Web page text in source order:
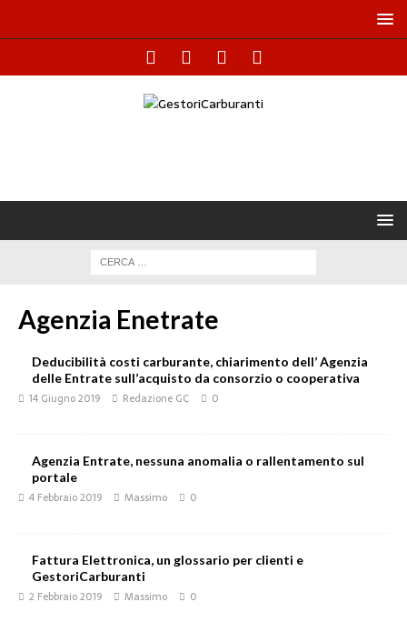
Agenzia Enetrate
Deducibilità costi carburante, chiarimento dell’ Agenzia
delle Entrate sull’acquisto da consorzio o cooperativa
14 Giugno 2019 Redazione GC 0
Agenzia Entrate, nessuna anomalia o rallentamento sul
portale
4 Febbraio 2019 Massimo 0
Fattura Elettronica, un glossario per clienti e
GestoriCarburanti
2 Febbraio 2019 Massimo 0